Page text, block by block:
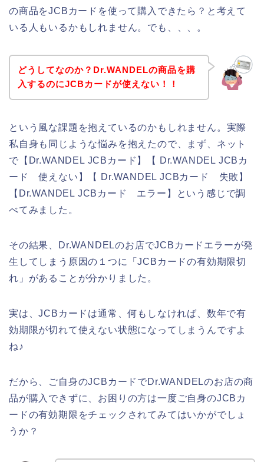
の商品をJCBカードを使って購入できたら？と考えて
いる人もいるかもしれません。でも、、、。
どうしてなのか？Dr.WANDELの商品を購
入するのにJCBカードが使えない！！
という風な課題を抱えているのかもしれません。実際
私自身も同じような悩みを抱えたので、まず、ネット
で【Dr.WANDEL JCBカード】【 Dr.WANDEL JCBカ
ード 使えない】【 Dr.WANDEL JCBカード 失敗】
【Dr.WANDEL JCBカード エラー】という感じで調
べてみました。
その結果、Dr.WANDELのお店でJCBカードエラーが発
生してしまう原因の１つに「JCBカードの有効期限切
れ」があることが分かりました。
実は、JCBカードは通常、何もしなければ、数年で有
効期限が切れて使えない状態になってしまうんですよ
ね♪
だから、ご自身のJCBカードでDr.WANDELのお店の商
品が購入できずに、お困りの方は一度ご自身のJCBカ
ードの有効期限をチェックされてみてはいかがでしょ
うか？